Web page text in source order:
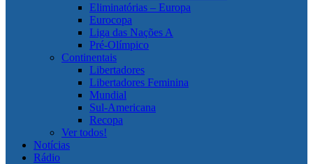
Eliminatórias – Europa
Eurocopa
Liga das Nações A
Pré-Olímpico
Continentais
Libertadores
Libertadores Feminina
Mundial
Sul-Americana
Recopa
Ver todos!
Notícias
Rádio